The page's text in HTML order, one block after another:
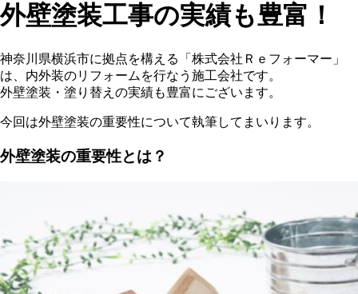
外壁塗装工事の実績も豊富！
神奈川県横浜市に拠点を構える「株式会社Ｒｅフォーマー」
は、内外装のリフォームを行なう施工会社です。
外壁塗装・塗り替えの実績も豊富にございます。
今回は外壁塗装の重要性について執筆してまいります。
外壁塗装の重要性とは？